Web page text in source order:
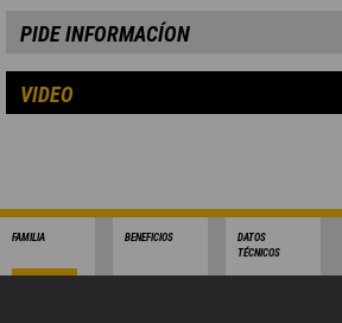
PIDE INFORMACÍON
VIDEO
FAMILIA BENEFICIOS
DATOS
TÉCNICOS